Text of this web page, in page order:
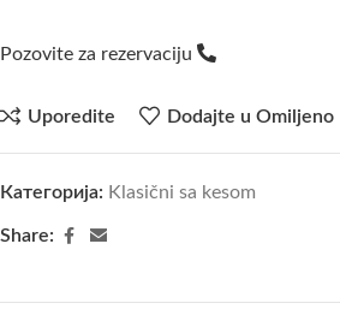
Pozovite za rezervaciju
Uporedite Dodajte u Omiljeno
Категорија: Klasični sa kesom
Share: